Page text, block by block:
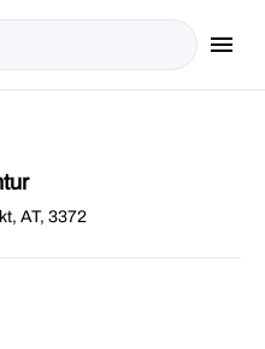
menu
AT, 3372